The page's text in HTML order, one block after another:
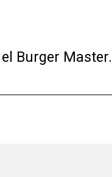
Burger Master.